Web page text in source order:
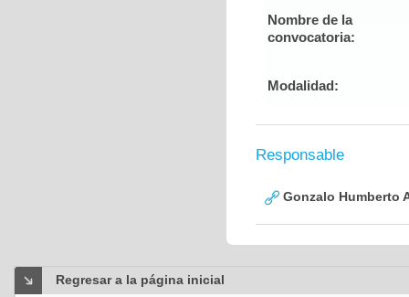
Nombre de la
convocatoria:
Modalidad:
Responsable
Gonzalo Humberto
Regresar a la página inicial